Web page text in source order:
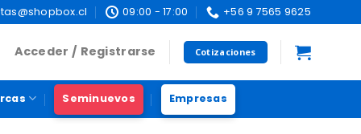
09:00 - 17:00 +56 9 7565 9625
Acceder / Registrarse Cotizaciones
Seminuevos Empresas